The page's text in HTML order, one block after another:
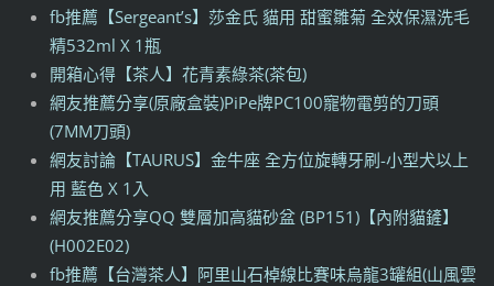
fb推薦【Sergeant’s】莎金氏 貓用 甜蜜雛菊 全效保濕洗毛
精532ml X 1瓶
開箱心得【茶人】花青素綠茶(茶包)
網友推薦分享(原廠盒裝)PiPe牌PC100寵物電剪的刀頭
(7MM刀頭)
網友討論【TAURUS】金牛座 全方位旋轉牙刷-小型犬以上
用 藍色 X 1入
網友推薦分享QQ 雙層加高貓砂盆 (BP151)【內附貓鏟】
(H002E02)
fb推薦【台灣茶人】阿里山石棹線比賽味烏龍3罐組(山風雲